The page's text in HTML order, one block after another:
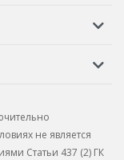
не является
Статьи 437 (2) ГК